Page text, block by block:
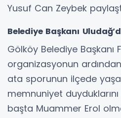
Yusuf Can Zeybek
Belediye Başkanı
Gölköy Belediye Başkanı
organizasyonun
ata sporunun ilçede
memnuniyet
başta Muammer Erol